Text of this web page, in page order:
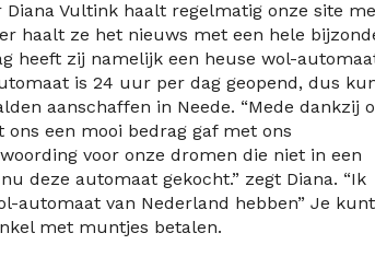
Diana Vultink haalt regelmatig onze site
haalt ze het nieuws met een hele
heeft zij namelijk een heuse wol-
is 24 uur per dag geopend, dus
aanschaffen in Neede. “Mede dankzij
ons een mooi bedrag gaf met ons
voor onze dromen die niet in een
deze automaat gekocht.” zegt Diana. “Ik
automaat van Nederland hebben” Je
met muntjes betalen.